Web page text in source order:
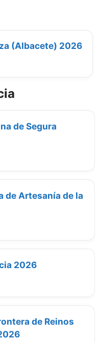
(Albacete) 2026
de Segura
de Artesanía de la
2026
de Reinos